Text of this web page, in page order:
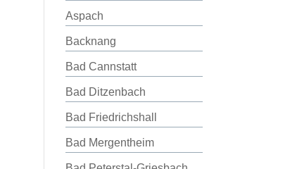
Aspach
Backnang
Bad Cannstatt
Bad Ditzenbach
Bad Friedrichshall
Bad Mergentheim